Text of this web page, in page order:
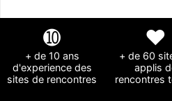
➓
+ de 10 ans
d'experience des
sites de rencontres
❤
+ de 60
applis
rencontres